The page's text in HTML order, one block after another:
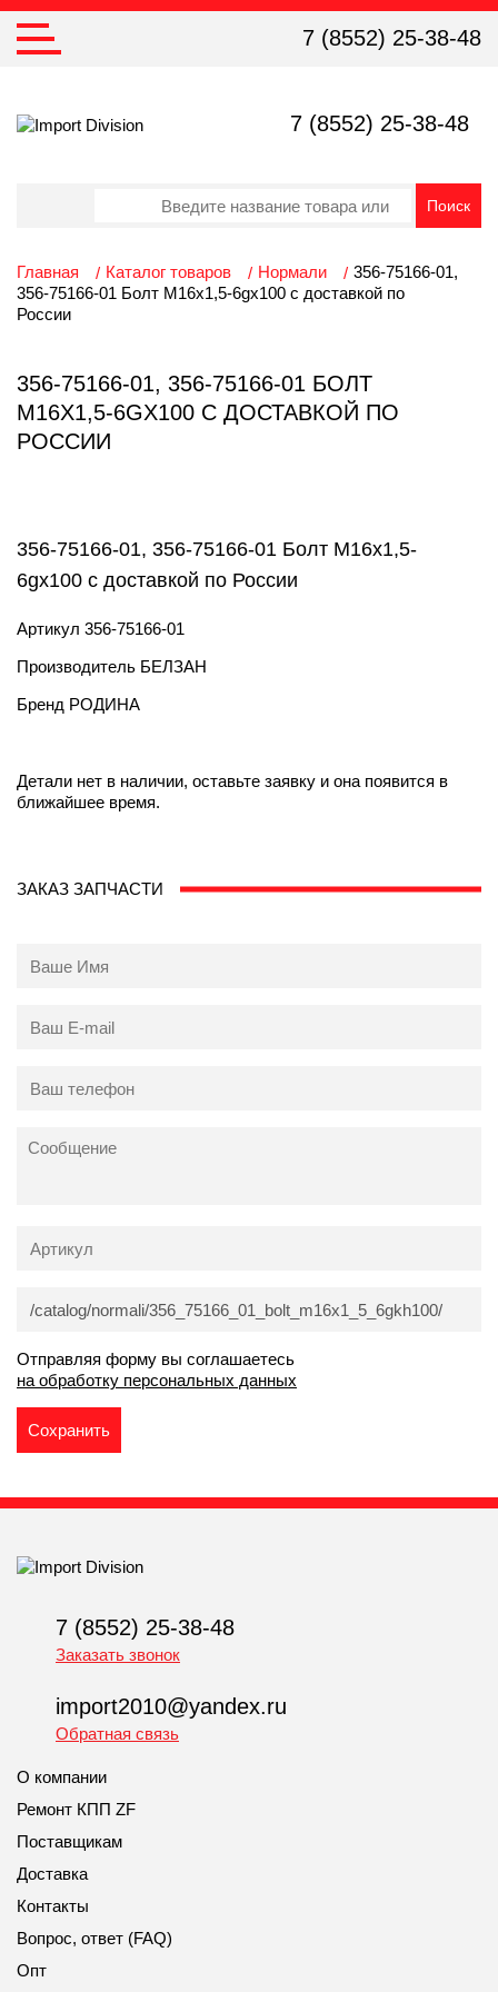
7 (8552) 25-38-48
7 (8552) 25-38-48
Главная Каталог товаров Нормали
356-75166-01,
356-75166-01 Болт М16x1,5-6gх100 с доставкой по
России
356-75166-01, 356-75166-01 БОЛТ
М16X1,5-6GХ100 С ДОСТАВКОЙ ПО
РОССИИ
356-75166-01, 356-75166-01 Болт М16x1,5-
6gх100 с доставкой по России
Артикул 356-75166-01
Производитель БЕЛЗАН
Бренд РОДИНА
Детали нет в наличии, оставьте заявку и она появится в
ближайшее время.
ЗАКАЗ ЗАПЧАСТИ
Отправляя форму вы соглашаетесь
на обработку персональных данных
7 (8552) 25-38-48
Заказать звонок
import2010@yandex.ru
Обратная связь
О компании
Ремонт КПП ZF
Поставщикам
Доставка
Контакты
Вопрос, ответ (FAQ)
Опт